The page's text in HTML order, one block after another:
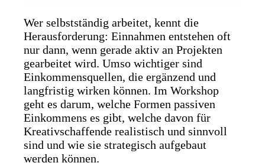
Wer selbstständig arbeitet, kennt die
Herausforderung: Einnahmen entstehen oft
nur dann, wenn gerade aktiv an Projekten
gearbeitet wird. Umso wichtiger sind
Einkommensquellen, die ergänzend und
langfristig wirken können. Im Workshop
geht es darum, welche Formen passiven
Einkommens es gibt, welche davon für
Kreativschaffende realistisch und sinnvoll
sind und wie sie strategisch aufgebaut
werden können.